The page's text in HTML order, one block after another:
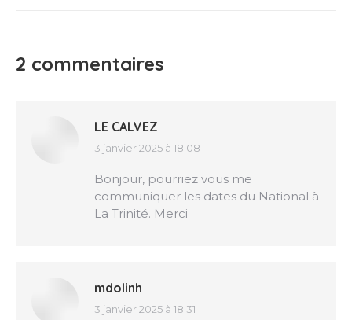
2 commentaires
LE CALVEZ
dit
3 janvier 2025 à 18:08
Bonjour, pourriez vous me
communiquer les dates du National à
La Trinité. Merci
mdolinh
dit
3 janvier 2025 à 18:31